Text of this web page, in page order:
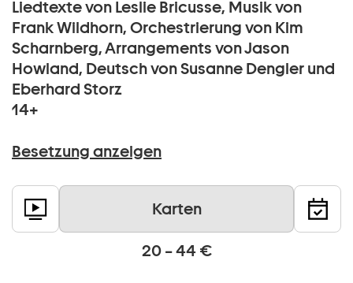
Liedtexte von Leslie Bricusse, Musik von
Frank Wildhorn, Orchestrierung von Kim
Scharnberg, Arrangements von Jason
Howland, Deutsch von Susanne Dengler und
Eberhard Storz
14+
Besetzung anzeigen
Karten
20 – 44 €